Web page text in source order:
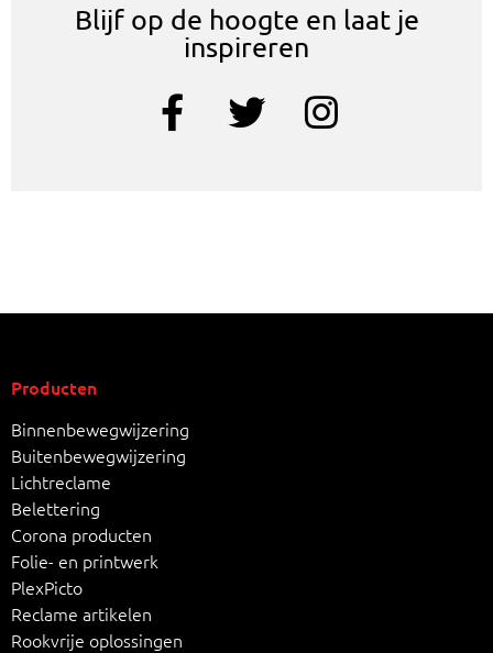
Blijf op de hoogte en laat je
inspireren
Producten
Binnenbewegwijzering
Buitenbewegwijzering
Lichtreclame
Belettering
Corona producten
Folie- en printwerk
PlexPicto
Reclame artikelen
Rookvrije oplossingen